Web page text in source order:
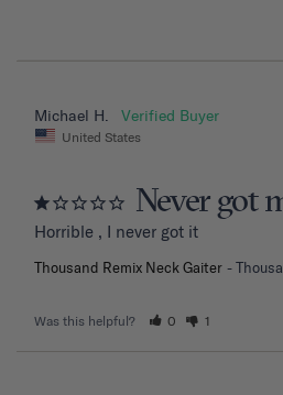
Michael H.
United States
Never got
Horrible , I never got it
Thousand Remix Neck Gaiter
Was this helpful? 0 1